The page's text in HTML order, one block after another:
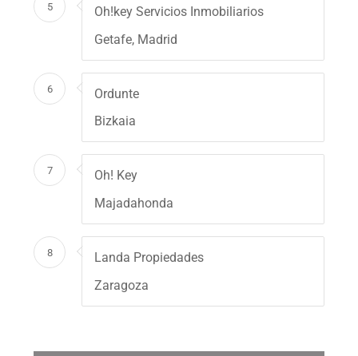
5
Oh!key Servicios Inmobiliarios
Getafe, Madrid
6
Ordunte
Bizkaia
7
Oh! Key
Majadahonda
8
Landa Propiedades
Zaragoza